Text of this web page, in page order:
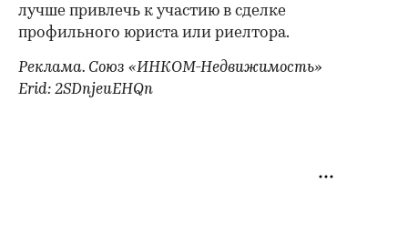
лучше привлечь к участию в сделке
профильного юриста или риелтора.
Реклама. Союз «ИНКОМ-Недвижимость»
Erid: 2SDnjeuEHQn